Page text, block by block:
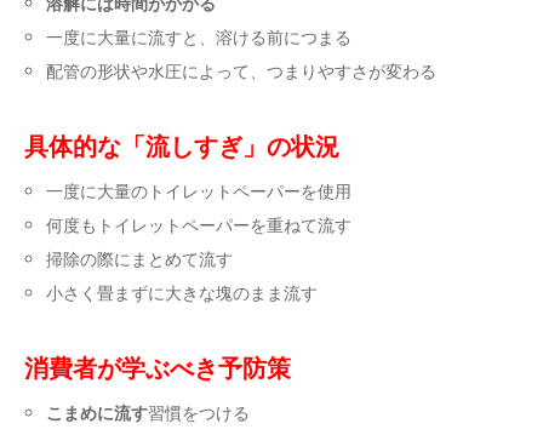
一度に大量に流すと、溶ける前につまる
配管の形状や水圧によって、つまりやすさが変わる
具体的な「流しすぎ」の状況
一度に大量のトイレットペーパーを使用
何度もトイレットペーパーを重ねて流す
掃除の際にまとめて流す
小さく畳まずに大きな塊のまま流す
消費者が学ぶべき予防策
こまめに流す習慣をつける